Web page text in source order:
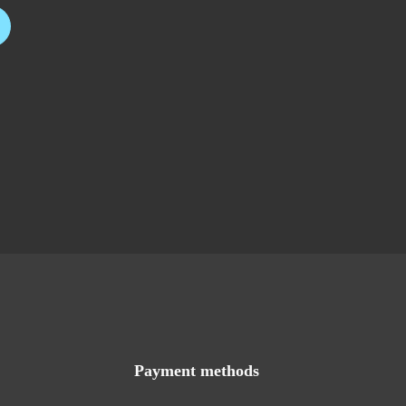
Payment methods